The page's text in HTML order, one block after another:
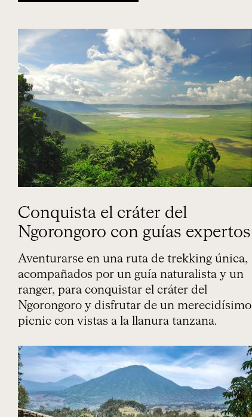
Conquista el cráter del
Ngorongoro con guías expertos
Aventurarse en una ruta de trekking única,
acompañados por un guía naturalista y un
ranger, para conquistar el cráter del
Ngorongoro y disfrutar de un merecidísimo
picnic con vistas a la llanura tanzana.